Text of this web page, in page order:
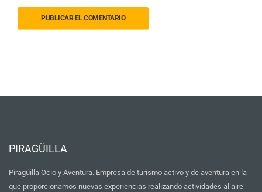
PIRAGÜILLA
Piragüilla Ocio y Aventura. Empresa de turismo activo y de aventura en la
que proporcionamos nuevas experiencias realizando actividades al aire